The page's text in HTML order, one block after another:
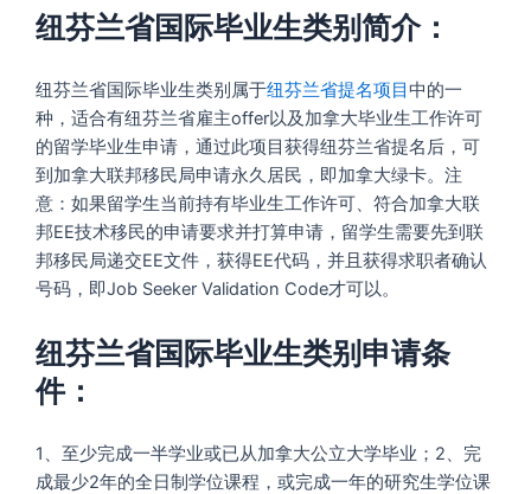
纽芬兰省国际毕业生类别简介：
纽芬兰省国际毕业生类别属于纽芬兰省提名项目中的一
种，适合有纽芬兰省雇主offer以及加拿大毕业生工作许可
的留学毕业生申请，通过此项目获得纽芬兰省提名后，可
到加拿大联邦移民局申请永久居民，即加拿大绿卡。注
意：如果留学生当前持有毕业生工作许可、符合加拿大联
邦EE技术移民的申请要求并打算申请，留学生需要先到联
邦移民局递交EE文件，获得EE代码，并且获得求职者确认
号码，即Job Seeker Validation Code才可以。
纽芬兰省国际毕业生类别申请条
件：
1、至少完成一半学业或已从加拿大公立大学毕业；2、完
成最少2年的全日制学位课程，或完成一年的研究生学位课